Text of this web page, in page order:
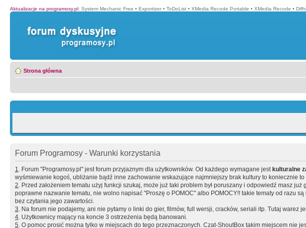
Aktualizacje na programosy.pl: System Mechanic Free • Exportizer • ToDoList • XMedia Recode Portable • XMedia Recode •
Strona główna
Forum Programosy - Warunki korzystania
1. Forum "Programosy.pl" jest forum przyjaznym dla użytkowników. Od każdego wymagane jest kulturalne
wyśmiewanie kogoś, ubliżanie bądź inne zachowanie wskazujące najmniejszy brak kultury to koniecznie to
2. Przed założeniem tematu użyj funkcji szukaj, może już taki problem był poruszany i odpowiedź masz
poprawne nazwanie tematu, nie wolno napisać "Proszę o POMOC" albo POMOCY!! takie tematy od razu
bez czytania jego zawartości.
3. Na forum nie podajemy, ani nie pytamy o linki do gier, filmów, full wersji, cracków, seriali itp. Tutaj warez
4. Użytkownicy mający na koncie 3 ostrzeżenia będą banowani.
5. O pomoc prosić można tylko w miejscach do tego przeznaczonych. Czat-ShoutBox takim miejscem nie